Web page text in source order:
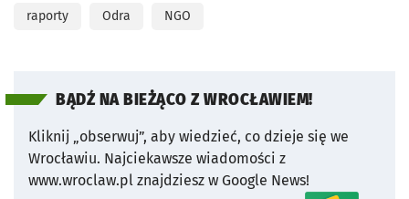
raporty Odra NGO
BĄDŹ NA BIEŻĄCO Z WROCŁAWIEM!
Kliknij „obserwuj”, aby wiedzieć, co dzieje się we
Wrocławiu. Najciekawsze wiadomości z
www.wroclaw.pl znajdziesz w Google News!